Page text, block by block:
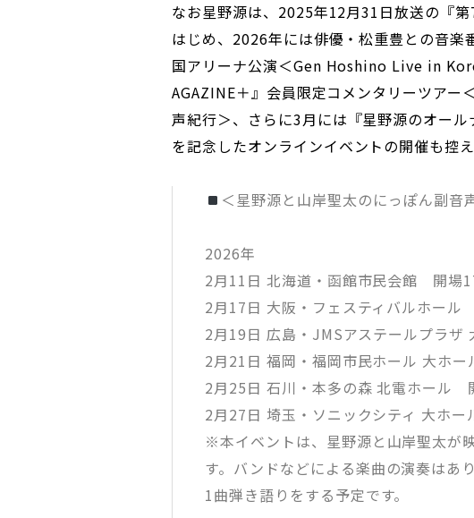
なお星野源は、2025年12月31日放送の『
はじめ、2026年には俳優・松重豊との音楽
国アリーナ公演＜Gen Hoshino Live in
AGAZINE＋』会員限定コメンタリーツアー
声紀行＞、さらに3月には『星野源のオー
を記念したオンラインイベントの開催も控え
＜星野源と山岸聖太のにっぽん副音
2026年
2月11日 北海道・函館市民会館 開場
2月17日 大阪・フェスティバルホー
2月19日 広島・JMSアステールプラ
2月21日 福岡・福岡市民ホール 大ホ
2月25日 石川・本多の森 北電ホール
2月27日 埼玉・ソニックシティ 大ホ
※本イベントは、星野源と山岸聖太が
す。バンドなどによる楽曲の演奏はあ
1曲弾き語りをする予定です。